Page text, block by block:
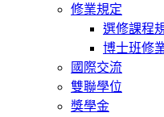
修業規定
選修課程
博士班修
國際交流
雙聯學位
獎學金